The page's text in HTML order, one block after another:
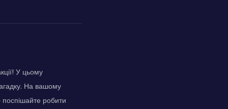
У цьому
На вашому
робити